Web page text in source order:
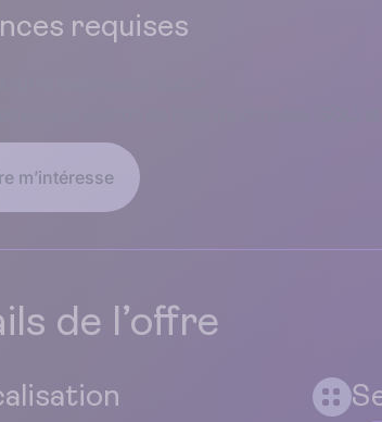
requises
m’intéresse
de l’offre